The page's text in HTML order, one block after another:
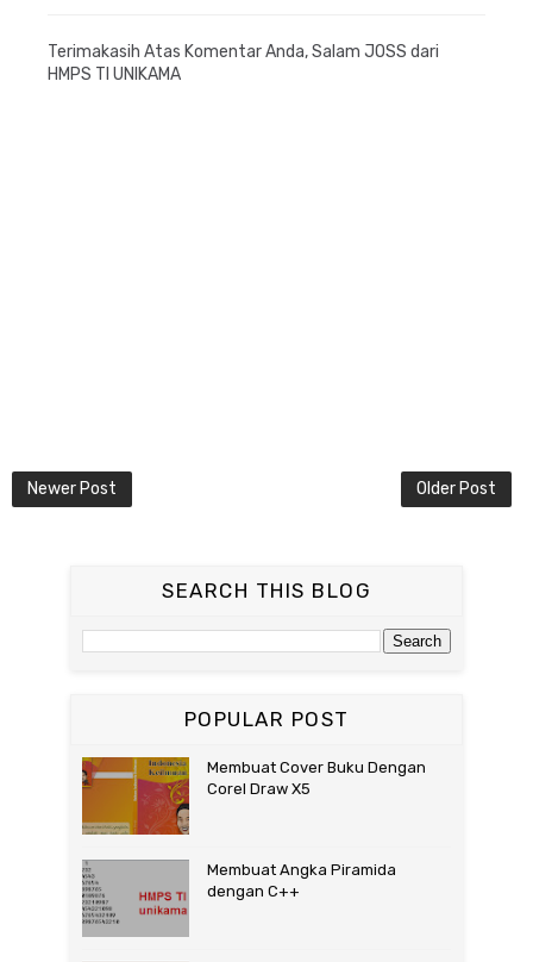
Terimakasih Atas Komentar Anda, Salam JOSS dari
HMPS TI UNIKAMA
Newer Post Older Post
SEARCH THIS BLOG
POPULAR POST
Membuat Cover Buku Dengan
Corel Draw X5
Membuat Angka Piramida
dengan C++